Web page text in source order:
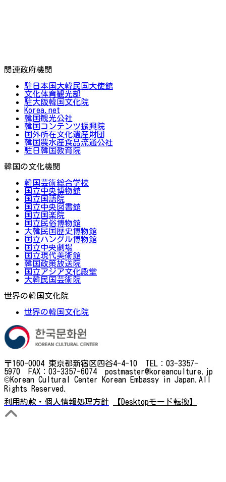
関連政府機関
駐日本国大韓民国大使館
文化体育観光部
駐大阪韓国文化院
Korea.net
韓国観光公社
韓国コンテンツ振興院
国外所在文化遺産財団
韓国農水産食品流通公社
駐日韓国教育院
韓国の文化機関
韓国芸術総合学校
国立中央博物館
国立国語院
国立中央図書館
国立国楽院
国立民俗博物館
大韓民国歴史博物館
国立ハングル博物館
国立中央劇場
国立現代美術館
韓国政策放送院
国立アジア文化殿堂
大韓民国芸術院
世界の韓国文化院
世界の韓国文化院
〒160-0004 東京都新宿区四谷4-4-10 TEL：03-3357-
5970 FAX：03-3357-6074 postmaster@koreanculture.jp
©Korean Cultural Center Korean Embassy in Japan.All
Rights Reserved.
利用約款・個人情報処理方針
【Desktopモード転換】